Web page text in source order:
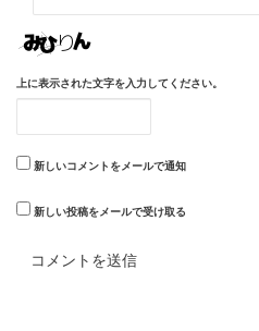
上に表示された文字を入力してください。
新しいコメントをメールで通知
新しい投稿をメールで受け取る